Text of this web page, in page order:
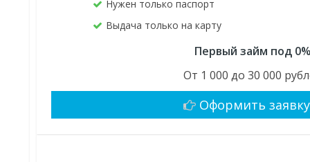
Нужен только паспорт
Выдача только на карту
Первый займ под
От 1 000 до 30 000
Оформить заявку